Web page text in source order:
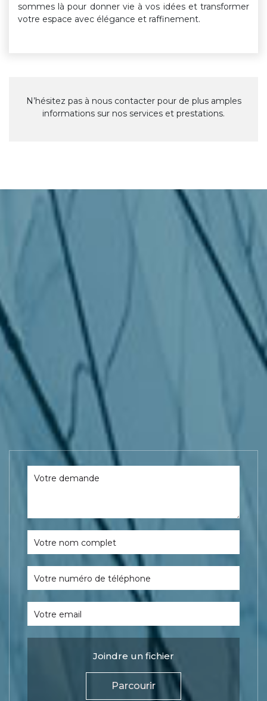
sommes là pour donner vie à vos idées et transformer
votre espace avec élégance et raffinement.
N’hésitez pas à nous contacter pour de plus amples
informations sur nos services et prestations.
Votre demande
Votre nom complet
Votre numéro de téléphone
Votre email
Joindre un fichier
Parcourir